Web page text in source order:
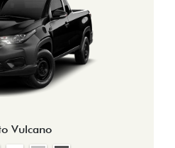
Vulcano